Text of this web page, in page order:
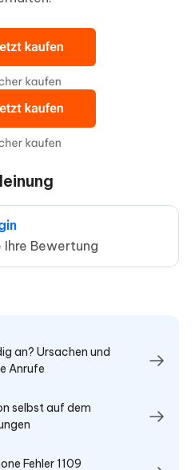
Ihre Bewertung
an? Ursachen und
Anrufe
selbst auf dem
Fehler 1109